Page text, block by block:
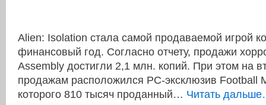
Alien: Isolation стала самой продаваемой игрой
финансовый год. Согласно отчету, продажи
Assembly достигли 2,1 млн. копий. При этом на
продажам расположился PC-эксклюзив Football
которого 810 тысяч проданный… Читать